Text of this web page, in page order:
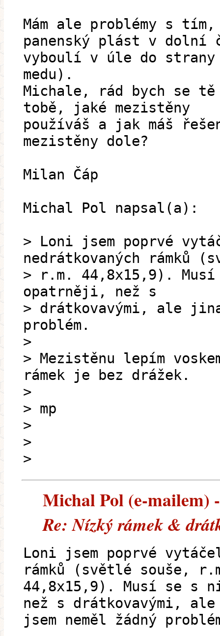
Mám ale problémy s
panenský plást v dolní
vyboulí v úle do
medu).
Michale, rád bych se
tobě, jaké mezistěny
používáš a jak máš
mezistěny dole?
Milan Čáp
Michal Pol napsal(a):
> Loni jsem poprvé
nedrátkovaných rámků
> r.m. 44,8x15,9).
opatrněji, než s
> drátkovavými, ale
problém.
>
> Mezistěnu lepím
rámek je bez drážek.
>
> mp
>
>
>
Michal Pol (e-mailem)
Re: Nízký rámek &
Loni jsem poprvé
rámků (světlé souše,
44,8x15,9). Musí se s
než s drátkovavými,
jsem neměl žádný